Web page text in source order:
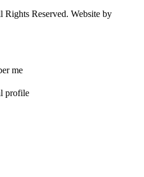
Reserved. Website by
me
profile